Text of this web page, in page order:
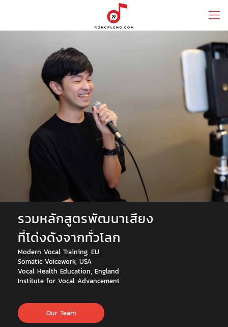
รวมหลักสูตรพัฒนาเสียง
ที่โด่งดังจากทั่วโลก
Modern Vocal Training, EU
Somatic Voicework, USA
Vocal Health Education, England
Institute for Vocal Advancement
Our Team